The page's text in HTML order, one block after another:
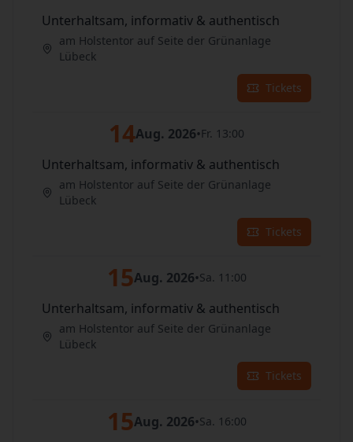
Unterhaltsam, informativ & authentisch
am Holstentor auf Seite der Grünanlage
Lübeck
Tickets
14Aug. 2026•Fr. 13:00
Unterhaltsam, informativ & authentisch
am Holstentor auf Seite der Grünanlage
Lübeck
Tickets
15Aug. 2026•Sa. 11:00
Unterhaltsam, informativ & authentisch
am Holstentor auf Seite der Grünanlage
Lübeck
Tickets
15Aug. 2026•Sa. 16:00